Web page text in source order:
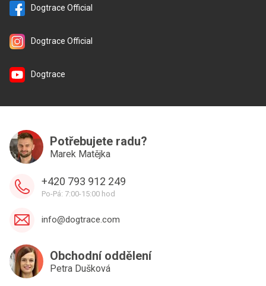
Dogtrace Official
Dogtrace Official
Dogtrace
Potřebujete radu?
Marek Matějka
+420 793 912 249
Po-Pá: 7:00-15:00 hod
info@dogtrace.com
Obchodní oddělení
Petra Dušková